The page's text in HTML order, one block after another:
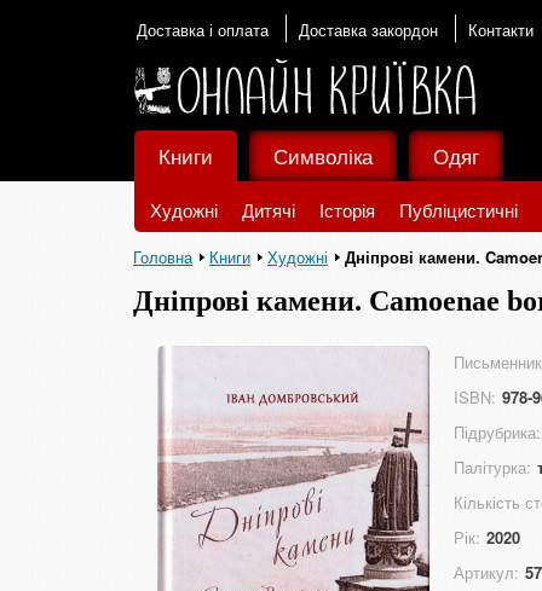
Доставка і оплата Доставка закордон Контакти
Книги
Художні Дитячі Історія Публіцистичні
Символіка Одяг
Головна Книги Художні Дніпрові камени.
Дніпрові камени. Camoenae
ISBN: 978-
Підрубрика:
Палітурка:
Кількість
Рік: 2020
Артикул: